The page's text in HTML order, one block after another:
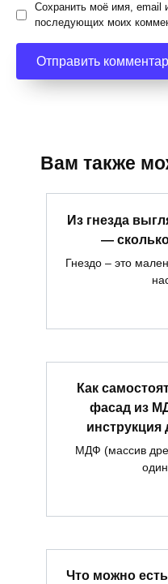
Сохранить моё имя, email
последующих моих
Вам также
Из гнезда
—
Гнездо – это
Как
фасад из
МДФ (массив
Что можно